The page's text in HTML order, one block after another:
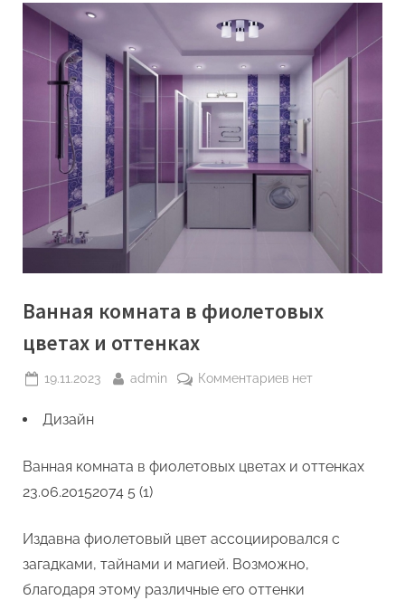
Ванная комната в фиолетовых
цветах и оттенках
Posted
19.11.2023 By
admin Комментариевк
в
оттенках
нет
Дизайн
Ванная комната в фиолетовых цветах и оттенках
23.06.20152074 5 (1)
Издавна фиолетовый цвет ассоциировался с
загадками, тайнами и магией. Возможно,
благодаря этому различные его оттенки